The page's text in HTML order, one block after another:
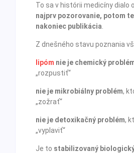
To sa v histórii medicíny dialo
najprv pozorovanie, potom
nakoniec publikácia
Z dnešného stavu poznania
lipóm nie je chemický
„rozpustiť“
nie je mikrobiálny problém,
„zožrať“
nie je detoxikačný problém,
„vyplaviť“
Je to stabilizovaný